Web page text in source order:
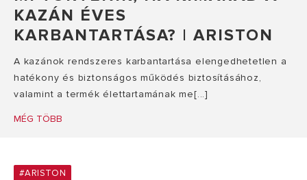
KAZÁN ÉVES
KARBANTARTÁSA? | ARISTON
A kazánok rendszeres karbantartása elengedhetetlen a
hatékony és biztonságos működés biztosításához,
valamint a termék élettartamának me[...]
MÉG TÖBB
#ARISTON